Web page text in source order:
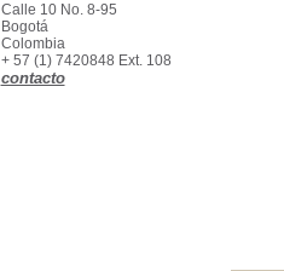
Calle 10 No. 8-95
Bogotá
Colombia
+ 57 (1) 7420848 Ext. 108
contacto